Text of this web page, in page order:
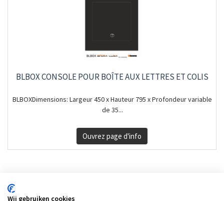
BLBOX CONSOLE POUR BOÎTE AUX LETTRES ET COLIS
BLBOXDimensions: Largeur 450 x Hauteur 795 x Profondeur variable
de 35...
Ouvrez page d'info
Wij gebruiken cookies